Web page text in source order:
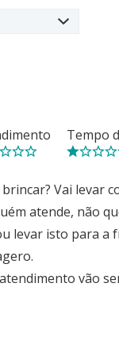
Tempo
Vai levar
atende, não
levar isto para
vão